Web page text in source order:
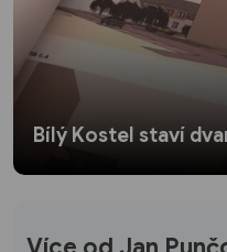
Bílý Kostel staví